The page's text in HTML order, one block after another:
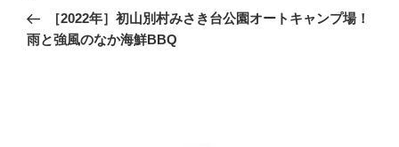
ナ
の
投
［2022年］初山別村みさき台公園オートキャンプ場！
雨と強風のなか海鮮BBQ